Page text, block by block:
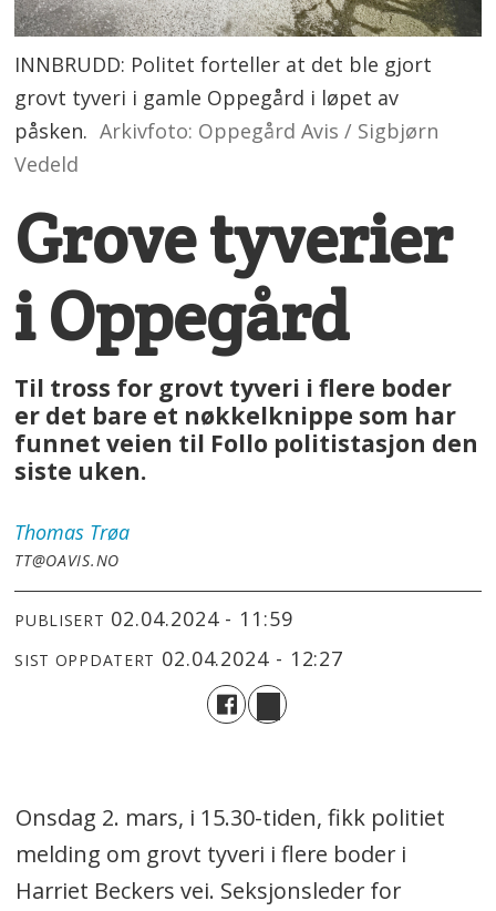
INNBRUDD: Politet forteller at det ble gjort
grovt tyveri i gamle Oppegård i løpet av
påsken. Arkivfoto: Oppegård Avis / Sigbjørn
Vedeld
Grove tyverier
i Oppegård
Til tross for grovt tyveri i flere boder
er det bare et nøkkelknippe som har
funnet veien til Follo politistasjon den
siste uken.
Thomas Trøa
TT@OAVIS.NO
PUBLISERT 02.04.2024 - 11:59
SIST OPPDATERT 02.04.2024 - 12:27
Onsdag 2. mars, i 15.30-tiden, fikk politiet
melding om grovt tyveri i flere boder i
Harriet Beckers vei. Seksjonsleder for